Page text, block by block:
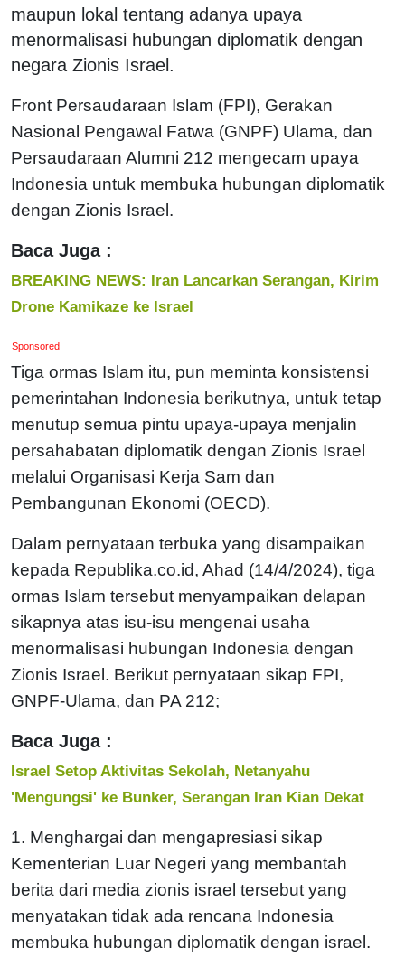
maupun lokal tentang adanya upaya
menormalisasi hubungan diplomatik dengan
negara Zionis Israel.
Front Persaudaraan Islam (FPI), Gerakan
Nasional Pengawal Fatwa (GNPF) Ulama, dan
Persaudaraan Alumni 212 mengecam upaya
Indonesia untuk membuka hubungan diplomatik
dengan Zionis Israel.
Baca Juga :
BREAKING NEWS: Iran Lancarkan Serangan, Kirim
Drone Kamikaze ke Israel
Sponsored
Tiga ormas Islam itu, pun meminta konsistensi
pemerintahan Indonesia berikutnya, untuk tetap
menutup semua pintu upaya-upaya menjalin
persahabatan diplomatik dengan Zionis Israel
melalui Organisasi Kerja Sam dan
Pembangunan Ekonomi (OECD).
Dalam pernyataan terbuka yang disampaikan
kepada Republika.co.id, Ahad (14/4/2024), tiga
ormas Islam tersebut menyampaikan delapan
sikapnya atas isu-isu mengenai usaha
menormalisasi hubungan Indonesia dengan
Zionis Israel. Berikut pernyataan sikap FPI,
GNPF-Ulama, dan PA 212;
Baca Juga :
Israel Setop Aktivitas Sekolah, Netanyahu
'Mengungsi' ke Bunker, Serangan Iran Kian Dekat
1. Menghargai dan mengapresiasi sikap
Kementerian Luar Negeri yang membantah
berita dari media zionis israel tersebut yang
menyatakan tidak ada rencana Indonesia
membuka hubungan diplomatik dengan israel.